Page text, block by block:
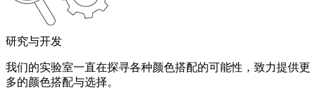
研究与开发
我们的实验室一直在探寻各种颜色搭配的可能性，致力提供更
多的颜色搭配与选择。